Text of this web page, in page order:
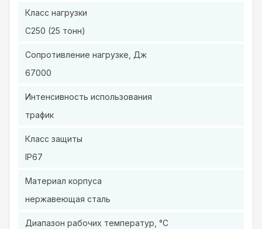
Класс нагрузки
C250 (25 тонн)
Сопротивление нагрузке, Дж
67000
Интенсивность использования
трафик
Класс защиты
IP67
Материал корпуса
нержавеющая сталь
Диапазон рабочих температур, °C